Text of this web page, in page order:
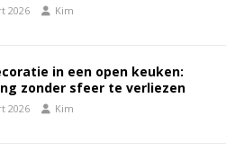
2026 Kim
in een open keuken:
zonder sfeer te verliezen
2026 Kim